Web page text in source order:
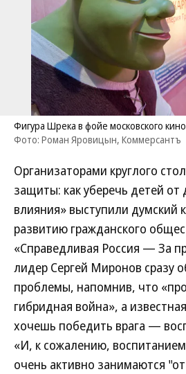
Фигура Шрека в фойе московского
Фото: Роман Яровицын, Коммерсантъ
Организаторами круглого
защиты: как уберечь детей от
влияния» выступили думский
развитию гражданского
«Справедливая Россия — За
лидер Сергей Миронов сразу
проблемы, напомнив, что
гибридная война», а
хочешь победить врага —
«И, к сожалению,
очень активно занимаются